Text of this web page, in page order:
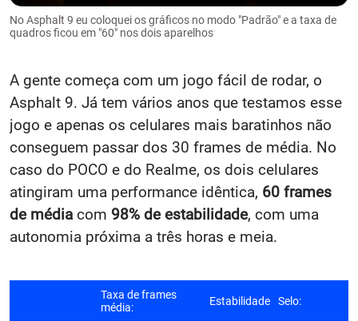
No Asphalt 9 eu coloquei os gráficos no modo "Padrão" e a taxa de
quadros ficou em "60" nos dois aparelhos
A gente começa com um jogo fácil de rodar, o
Asphalt 9. Já tem vários anos que testamos esse
jogo e apenas os celulares mais baratinhos não
conseguem passar dos 30 frames de média. No
caso do POCO e do Realme, os dois celulares
atingiram uma performance idêntica, 60 frames
de média com 98% de estabilidade, com uma
autonomia próxima a três horas e meia.
Taxa de frames
média:
Estabilidade Selo: